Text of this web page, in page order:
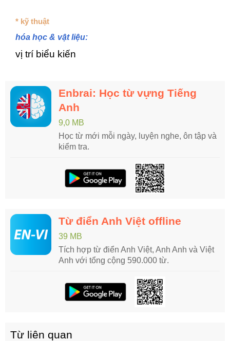
* kỹ thuật
hóa học & vật liệu:
vị trí biểu kiến
Enbrai: Học từ vựng Tiếng
Anh
9,0 MB
Học từ mới mỗi ngày, luyện nghe, ôn tập và
kiểm tra.
Từ điển Anh Việt offline
39 MB
Tích hợp từ điển Anh Việt, Anh Anh và Việt
Anh với tổng cộng 590.000 từ.
Từ liên quan